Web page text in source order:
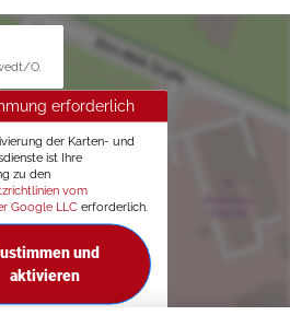
O.
erforderlich
der Karten- und
ist Ihre
zu den
vom
Google LLC erforderlich.
und
aktivieren